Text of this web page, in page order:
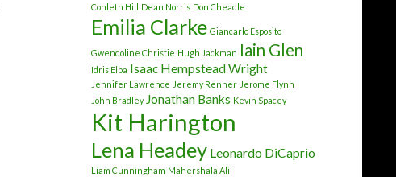
Conleth Hill
Dean Norris Don Cheadle
Emilia Clarke Giancarlo Esposito
Gwendoline Christie Hugh Jackman Iain Glen
Idris Elba Isaac Hempstead Wright
Jennifer Lawrence Jeremy Renner Jerome Flynn
John Bradley Jonathan Banks Kevin Spacey
Kit Harington
Lena Headey Leonardo DiCaprio
Liam Cunningham Mahershala Ali